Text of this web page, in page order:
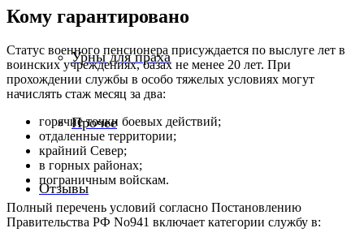
Урны для праха
Прочее
Отзывы
Кому гарантировано
Статус военного пенсионера присуждается по выслуге лет в
воинских учреждениях, базах не менее 20 лет. При
прохождении службы в особо тяжелых условиях могут
начислять стаж месяц за два:
горячие точки боевых действий;
отдаленные территории;
крайний Север;
в горных районах;
пограничным войскам.
Полный перечень условий согласно Постановлению
Правительства РФ No941 включает категории службу в: